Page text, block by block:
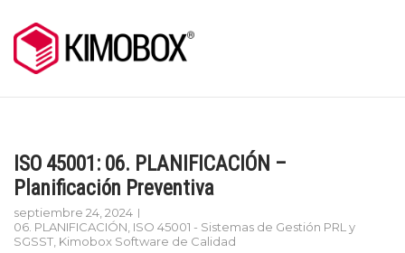
to
content
ISO 45001: 06. PLANIFICACIÓN –
Planificación Preventiva
septiembre 24, 2024
06. PLANIFICACIÓN ISO 45001 - Sistemas de Gestión PRL y
SGSST Kimobox Software de Calidad